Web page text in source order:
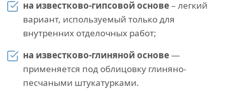
на известково-гипсовой основе– легкий
вариант, используемый только для
внутренних отделочных работ;
на известково-глиняной основе—
применяется под облицовку глиняно-
песчаными штукатурками.